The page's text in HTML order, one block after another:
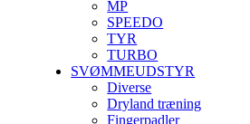
MP
SPEEDO
TYR
TURBO
SVØMMEUDSTYR
Diverse
Dryland træning
Fingerpadler